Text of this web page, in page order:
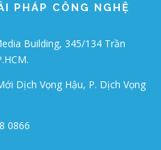
PHÁP CÔNG NGHỆ
Building, 345/134 Trần
Dịch Vọng Hậu, P. Dịch Vọng
0866